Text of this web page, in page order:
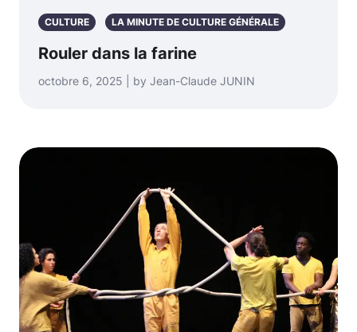
CULTURE LA MINUTE DE CULTURE GÉNÉRALE
Rouler dans la farine
octobre 6, 2025 | by Jean-Claude JUNIN